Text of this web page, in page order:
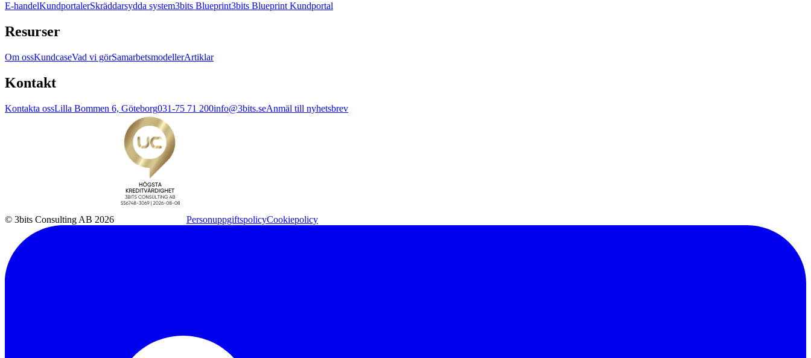
E-handelKundportalerSkräddarsydda system3bits Blueprint3bits Blueprint Kundportal
Resurser
Om ossKundcaseVad vi görSamarbetsmodellerArtiklar
Kontakt
Kontakta ossLilla Bommen 6, Göteborg031-75 71 200info@3bits.seAnmäl till nyhetsbrev
© 3bits Consulting AB 2026 PersonuppgiftspolicyCookiepolicy